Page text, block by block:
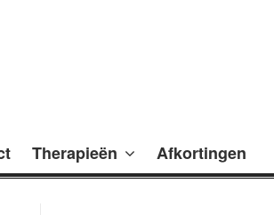
Therapieën Afkortingen